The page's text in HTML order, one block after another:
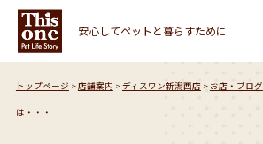
安心してペットと暮らすために
トップページ 店舗案内 ディスワン新潟西店 お店・ブログ
は・・・